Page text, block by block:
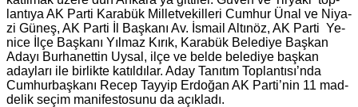
lan­tı­ya AK Parti Ka­ra­bük Mil­let­ve­kil­le­ri Cum­hur Ünal ve Ni­ya­
zi Güneş, AK Parti İl Baş­ka­nı Av. İsmail Al­tı­nöz, AK Parti Ye­
ni­ce İlçe Baş­ka­nı Yıl­maz Kırık, Ka­ra­bük Be­le­di­ye Baş­kan
Adayı Bur­ha­net­tin Uysal, ilçe ve belde be­le­di­ye baş­kan
aday­la­rı ile bir­lik­te ka­tıl­dı­lar. Aday Ta­nı­tım Top­lan­tı­sı’nda
Cum­hur­baş­ka­nı Recep Tay­yip Er­do­ğan AK Parti’nin 11 mad­
de­lik seçim ma­ni­fes­to­su­nu da açık­la­dı.